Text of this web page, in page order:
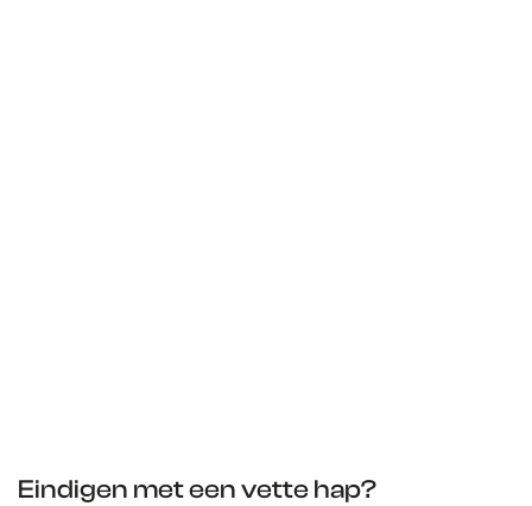
Eindigen met een vette hap?